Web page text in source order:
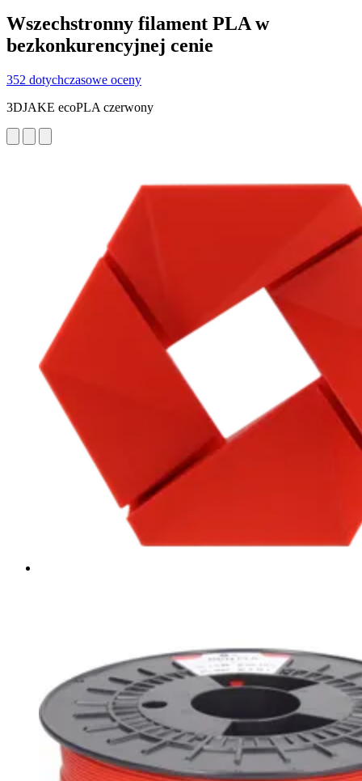
Wszechstronny filament PLA w
bezkonkurencyjnej cenie
352 dotychczasowe oceny
3DJAKE ecoPLA czerwony